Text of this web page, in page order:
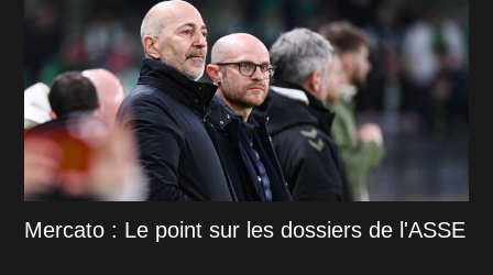
Mercato : Le point sur les dossiers de l'ASSE